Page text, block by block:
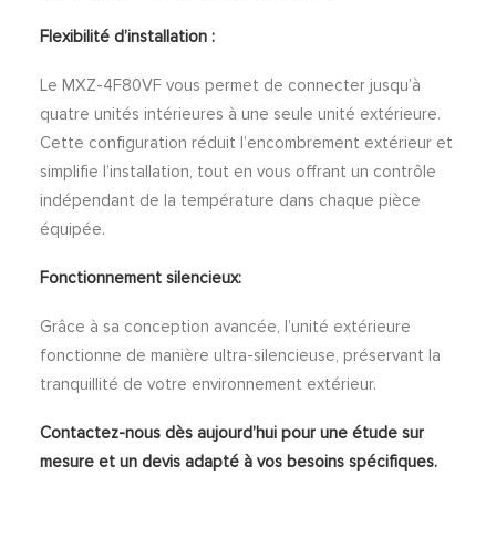
Flexibilité d’installation :
Le MXZ-4F80VF vous permet de connecter jusqu’à
quatre unités intérieures à une seule unité extérieure.
Cette configuration réduit l’encombrement extérieur et
simplifie l’installation, tout en vous offrant un contrôle
indépendant de la température dans chaque pièce
équipée.
Fonctionnement silencieux:
Grâce à sa conception avancée, l’unité extérieure
fonctionne de manière ultra-silencieuse, préservant la
tranquillité de votre environnement extérieur.
Contactez-nous dès aujourd’hui pour une étude sur
mesure et un devis adapté à vos besoins spécifiques.